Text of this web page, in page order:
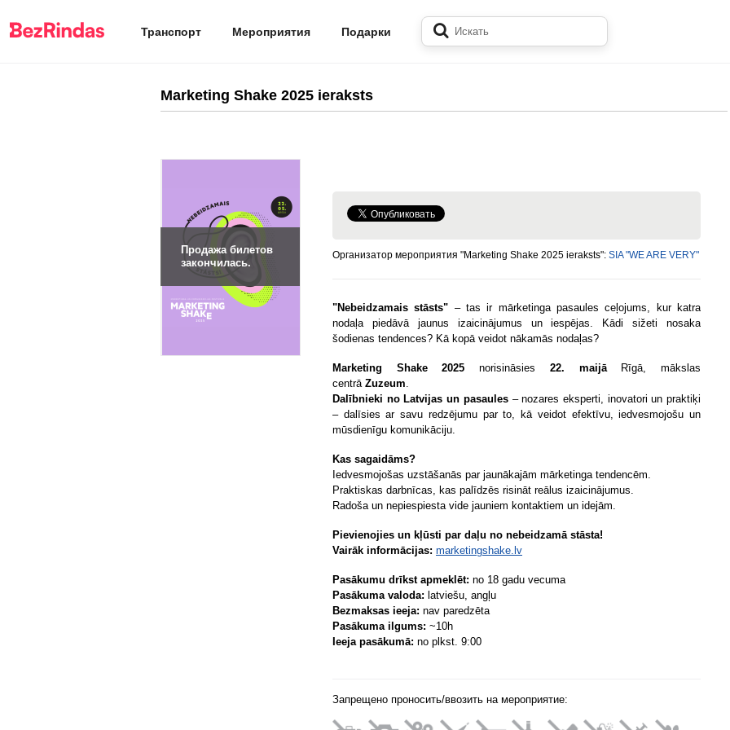
Транспорт Мероприятия Подарки
Marketing Shake 2025 ieraksts
Продажа билетов
закончилась.
Организатор мероприятия "Marketing Shake 2025 ieraksts": SIA "WE ARE VERY"
"Nebeidzamais stāsts" – tas ir mārketinga pasaules ceļojums, kur katra
nodaļa piedāvā jaunus izaicinājumus un iespējas. Kādi sižeti nosaka
šodienas tendences? Kā kopā veidot nākamās nodaļas?
Marketing Shake 2025 norisināsies 22. maijā
Rīgā, mākslas
centrā Zuzeum.
Dalībnieki no Latvijas un pasaules – nozares eksperti, inovatori un praktiķi
– dalīsies ar savu redzējumu par to, kā veidot efektīvu, iedvesmojošu un
mūsdienīgu komunikāciju.
Kas sagaidāms?
Iedvesmojošas uzstāšanās par jaunākajām mārketinga tendencēm.
Praktiskas darbnīcas, kas palīdzēs risināt reālus izaicinājumus.
Radoša un nepiespiesta vide jauniem kontaktiem un idejām.
Pievienojies un kļūsti par daļu no nebeidzamā stāsta!
Vairāk informācijas: marketingshake.lv
Pasākumu drīkst apmeklēt: no 18 gadu vecuma
Pasākuma valoda: latviešu, angļu
Bezmaksas ieeja: nav paredzēta
Pasākuma ilgums: ~10h
Ieeja pasākumā: no plkst. 9:00
Запрещено проносить/ввозить на мероприятие: